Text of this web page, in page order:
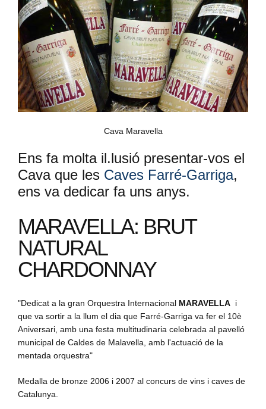
Cava Maravella
Ens fa molta il.lusió presentar-vos el
Cava que les Caves Farré-Garriga,
ens va dedicar fa uns anys.
MARAVELLA: BRUT
NATURAL
CHARDONNAY
"Dedicat a la gran Orquestra Internacional MARAVELLA i
que va sortir a la llum el dia que Farré-Garriga va fer el 10è
Aniversari, amb una festa multitudinaria celebrada al pavelló
municipal de Caldes de Malavella, amb l'actuació de la
mentada orquestra"
Medalla de bronze 2006 i 2007 al concurs de vins i caves de
Catalunya.